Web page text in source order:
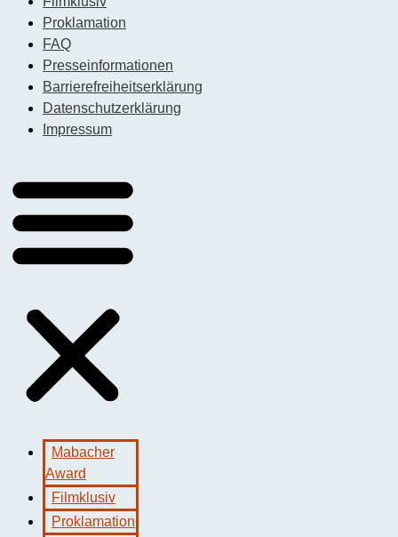
Proklamation
FAQ
Presseinformationen
Barrierefreiheitserklärung
Datenschutzerklärung
Impressum
Mabacher
Award
Filmklusiv
Proklamation